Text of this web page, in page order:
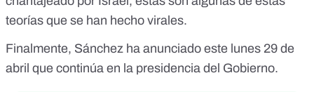
teorías que se han hecho virales.
Finalmente, Sánchez ha anunciado este lunes 29 de
abril que continúa en la presidencia del Gobierno.